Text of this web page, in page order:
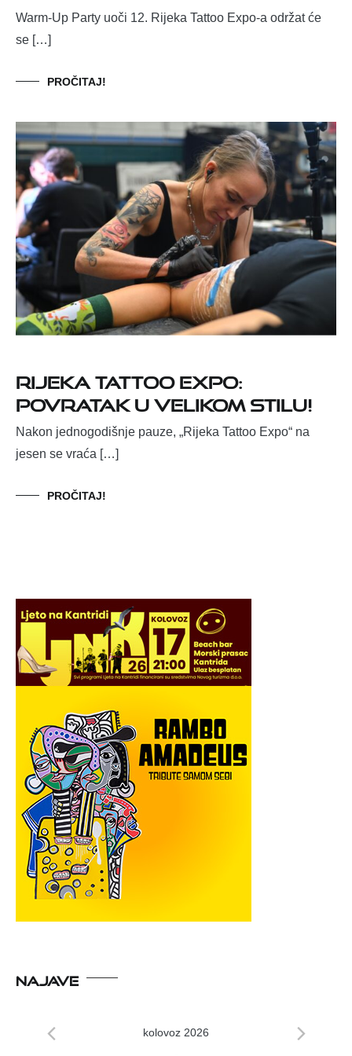
Warm-Up Party uoči 12. Rijeka Tattoo Expo-a održat će
se […]
PROČITAJ!
Rijeka Tattoo Expo:
Povratak u velikom stilu!
Nakon jednogodišnje pauze, „Rijeka Tattoo Expo“ na
jesen se vraća […]
PROČITAJ!
NAJAVE
kolovoz 2026